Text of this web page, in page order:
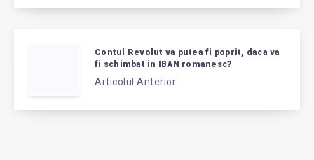
Contul Revolut va putea fi poprit, daca va
fi schimbat in IBAN romanesc?
Articolul Anterior